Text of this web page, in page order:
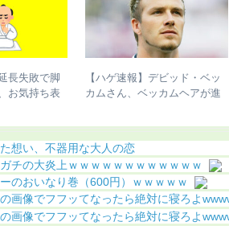
長失敗で脚
お気持ち表
【ハゲ速報】デビッド・ベッ
カムさん、ベッカムヘアが進
想い、不器用な大人の恋
ガチの大炎上ｗｗｗｗｗｗｗｗｗｗｗｗ
ーのおいなり巻（600円）ｗｗｗｗｗ
の画像でフフッてなったら絶対に寝ろよ
の画像でフフッてなったら絶対に寝ろよ